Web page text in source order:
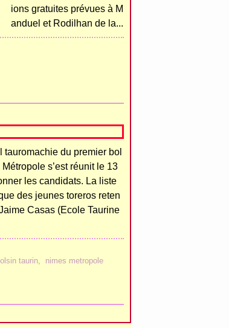
ions gratuites prévues à M
anduel et Rodilhan de la...
tauromachie du premier bol
s’est réunit le 13
les candidats. La liste
des jeunes toreros reten
Casas (Ecole Taurine
taurin, nimes metropole